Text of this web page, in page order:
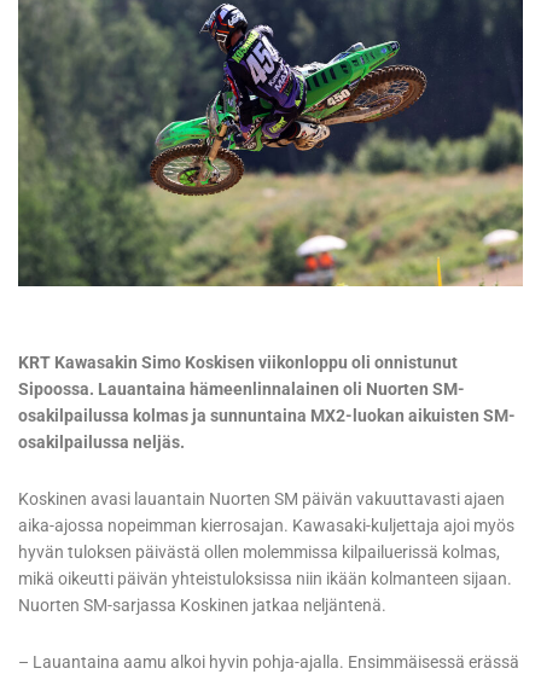
KRT Kawasakin Simo Koskisen viikonloppu oli onnistunut
Sipoossa. Lauantaina hämeenlinnalainen oli Nuorten SM-
osakilpailussa kolmas ja sunnuntaina MX2-luokan aikuisten SM-
osakilpailussa neljäs.
Koskinen avasi lauantain Nuorten SM päivän vakuuttavasti ajaen
aika-ajossa nopeimman kierrosajan. Kawasaki-kuljettaja ajoi myös
hyvän tuloksen päivästä ollen molemmissa kilpailuerissä kolmas,
mikä oikeutti päivän yhteistuloksissa niin ikään kolmanteen sijaan.
Nuorten SM-sarjassa Koskinen jatkaa neljäntenä.
– Lauantaina aamu alkoi hyvin pohja-ajalla. Ensimmäisessä erässä